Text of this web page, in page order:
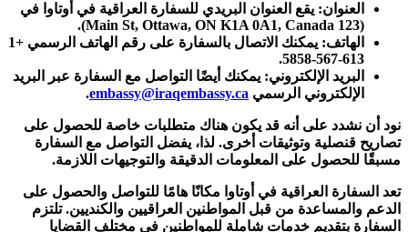
العنوان: يقع العنوان البريدي للسفارة العراقية في أوتاوا في
(123 Main St, Ottawa, ON K1A 0A1, Canada).
الهاتف: يمكنك الاتصال بالسفارة على رقم الهاتف الرسمي +1
613-567-5858.
البريد الإلكتروني: يمكنك أيضًا التواصل مع السفارة عبر البريد
الإلكتروني الرسمي embassy@iraqembassy.ca
.
نود أن نشدد على أنه قد يكون هناك متطلبات خاصة للحصول على
تصاريح قنصلية وتوثيقات أخرى. لذا، يفضل التواصل مع السفارة
مسبقًا للحصول على المعلومات الدقيقة والتوجيهات اللازمة.
تعد السفارة العراقية في أوتاوا مكانًا هامًا للتواصل والحصول على
الدعم والمساعدة من قبل المواطنين العراقيين والكنديين. تلتزم
السفارة بتقديم خدمات شاملة للمواطنين في مختلف القضايا